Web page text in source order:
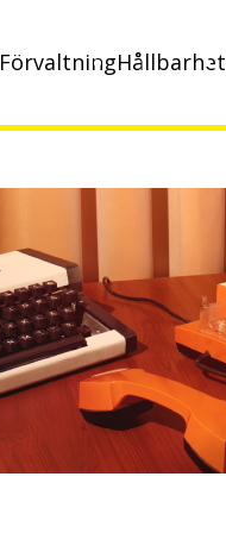
FörvaltningHållbarhet